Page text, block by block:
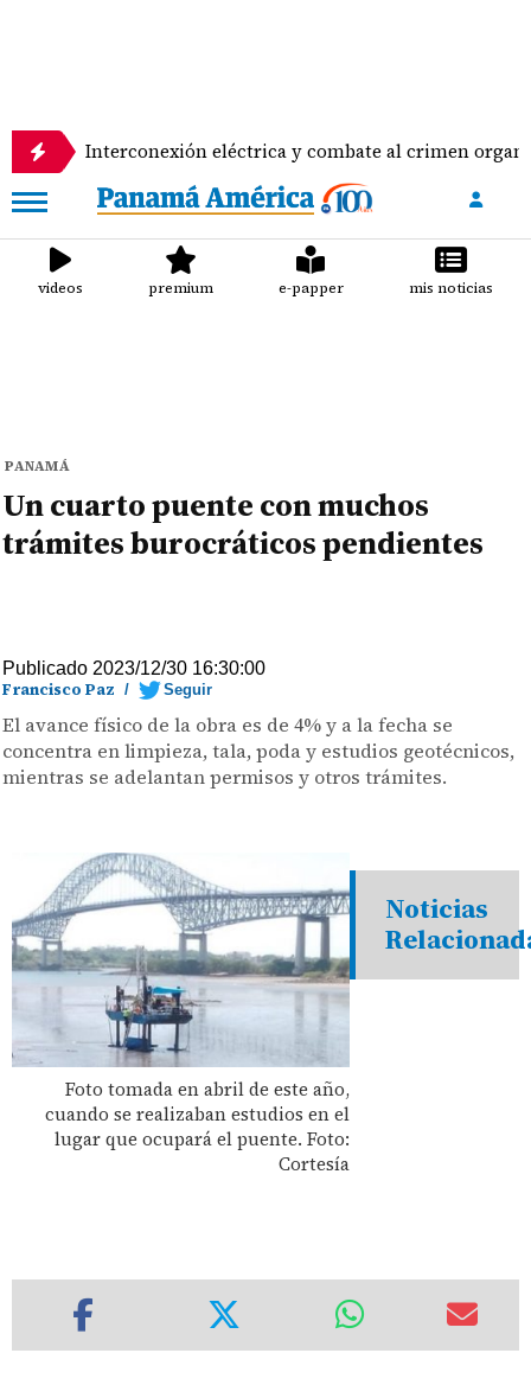
eléctrica y combate al crimen organizado,
videos premium e-papper mis noticias
PANAMÁ
Un cuarto puente con muchos
trámites burocráticos pendientes
Publicado 2023/12/30 16:30:00
Francisco Paz / Seguir
El avance físico de la obra es de 4% y a la fecha se
concentra en limpieza, tala, poda y estudios geotécnicos,
mientras se adelantan permisos y otros trámites.
Foto tomada en abril de este año,
cuando se realizaban estudios en el
lugar que ocupará el puente. Foto:
Cortesía
Noticias